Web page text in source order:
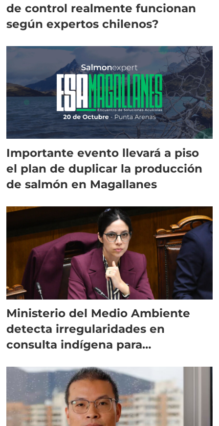
de control realmente funcionan
según expertos chilenos?
Importante evento llevará a piso
el plan de duplicar la producción
de salmón en Magallanes
Ministerio del Medio Ambiente
detecta irregularidades en
consulta indígena para